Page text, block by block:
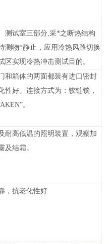
测试室三部分,采*之断热结构
测物*静止，应用冷热风路切换
区实现冷热冲击测试目的。
和箱体的两面都装有进口密封
性好。连接方式为：铰链锁，
。
耐高低温的照明装置，观察加
及结霜。
，抗老化性好